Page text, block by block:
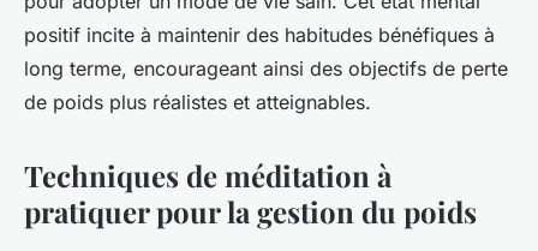
positif incite à maintenir des habitudes bénéfiques à
long terme, encourageant ainsi des objectifs de perte
de poids plus réalistes et atteignables.
Techniques de méditation à
pratiquer pour la gestion du poids